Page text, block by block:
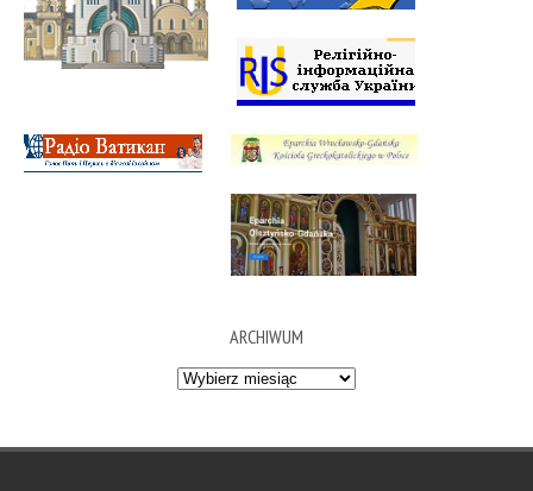
ARCHIWUM
Archiwum